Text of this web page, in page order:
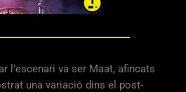
l’escenari va ser Maat, afincats
una variació dins el post-